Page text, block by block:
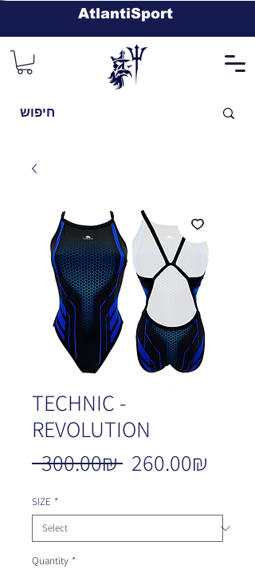
AtlantiSport
TECHNIC -
REVOLUTION
‏300.00 ‏₪ Regular‏260.00 ‏₪
SIZE *
Quantity *